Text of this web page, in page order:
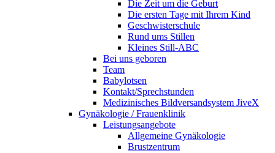
Die Zeit um die Geburt
Die ersten Tage mit Ihrem Kind
Geschwisterschule
Rund ums Stillen
Kleines Still-ABC
Bei uns geboren
Team
Babylotsen
Kontakt/Sprechstunden
Medizinisches Bildversandsystem JiveX
Gynäkologie / Frauenklinik
Leistungsangebote
Allgemeine Gynäkologie
Brustzentrum